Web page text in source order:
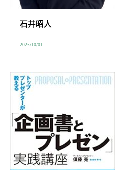
石井昭人
2025/10/01